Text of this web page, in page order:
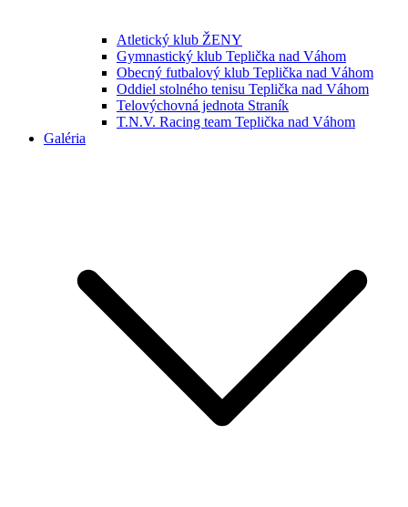
Atletický klub ŽENY
Gymnastický klub Teplička nad Váhom
Obecný futbalový klub Teplička nad Váhom
Oddiel stolného tenisu Teplička nad Váhom
Telovýchovná jednota Straník
T.N.V. Racing team Teplička nad Váhom
Galéria